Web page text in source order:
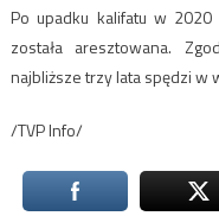
Po upadku kalifatu w 2020
została aresztowana.
najbliższe trzy lata spędzi w
/TVP Info/